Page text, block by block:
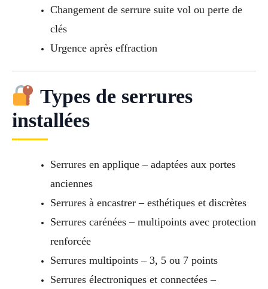
Changement de serrure suite vol ou perte de
clés
Urgence après effraction
Types de serrures
installées
Serrures en applique – adaptées aux portes
anciennes
Serrures à encastrer – esthétiques et discrètes
Serrures carénées – multipoints avec protection
renforcée
Serrures multipoints – 3, 5 ou 7 points
Serrures électroniques et connectées –